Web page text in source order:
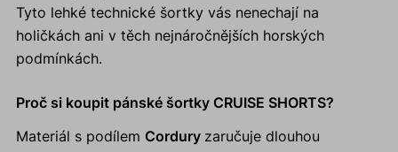
Tyto lehké technické šortky vás nenechají na
holičkách ani v těch nejnáročnějších horských
podmínkách.
Proč si koupit pánské šortky CRUISE SHORTS?
Materiál s podílem Cordury zaručuje dlouhou